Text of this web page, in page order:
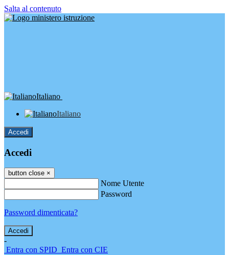
Salta al contenuto
Italiano
Italiano
Accedi
Accedi
button close ×
Nome Utente
Password
Password dimenticata?
-
Entra con SPID Entra con CIE